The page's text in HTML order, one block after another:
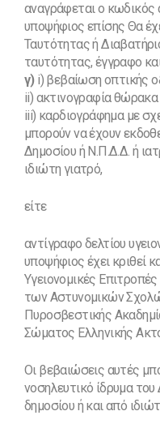
αναγράφεται ο κωδικός
υποψήφιος επίσης Θα
Ταυτότητας ή
ταυτότητας, έγγραφο
γ) i) βεβαίωση οπτικής
ii) ακτινογραφία
iii) καρδιογράφημα με
μπορούν να έχουν
Δημοσίου ή Ν.Π.Δ.Δ. ή
ιδιώτη γιατρό,
είτε
αντίγραφο δελτίου
υποψήφιος έχει κριθεί
Υγειονομικές
των Αστυνομικών
Πυροσβεστικής
Σώματος Ελληνικής
Οι βεβαιώσεις αυτές
νοσηλευτικό ίδρυμα
δημοσίου ή και από